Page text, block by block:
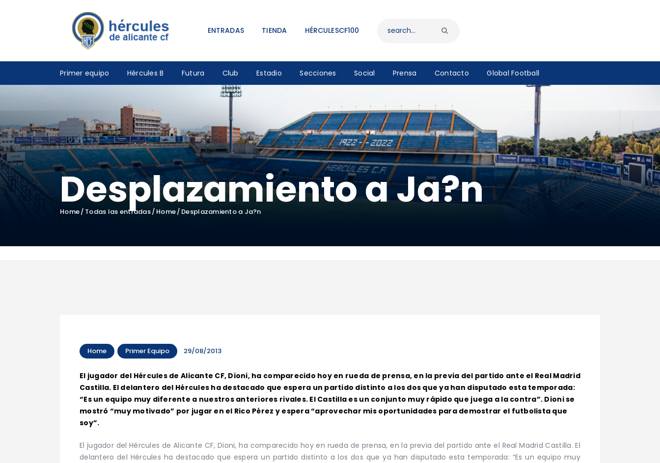
ENTRADAS TIENDA HÉRCULESCF100
Primer equipo Hércules B Futura Club Estadio Secciones Social Prensa Contacto Global Football
Desplazamiento a Ja?n
Home Todas las entradas Home Desplazamiento a Ja?n
TIENDA
Home Primer Equipo 29/08/2013
El jugador del Hércules de Alicante CF, Dioni, ha comparecido hoy en rueda de prensa, en la previa del partido ante el Real Madrid
Castilla. El delantero del Hércules ha destacado que espera un partido distinto a los dos que ya han disputado esta temporada:
“Es un equipo muy diferente a nuestros anteriores rivales. El Castilla es un conjunto muy rápido que juega a la contra”. Dioni se
mostró “muy motivado” por jugar en el Rico Pérez y espera “aprovechar mis oportunidades para demostrar el futbolista que
soy”.
El jugador del Hércules de Alicante CF, Dioni, ha comparecido hoy en rueda de prensa, en la previa del partido ante el Real Madrid Castilla. El
delantero del Hércules ha destacado que espera un partido distinto a los dos que ya han disputado esta temporada: “Es un equipo muy